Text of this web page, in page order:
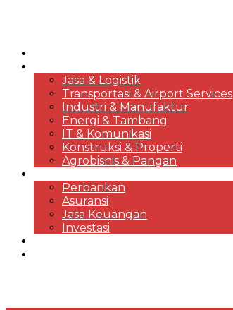
Jasa & Logistik
Transportasi & Airport Services
Industri & Manufaktur
Energi & Tambang
IT & Komunikasi
Konstruksi & Properti
Agrobisnis & Pangan
Perbankan
Asuransi
Jasa Keuangan
Investasi